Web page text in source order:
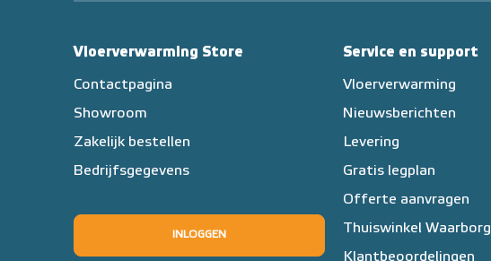
Vloerverwarming Store
Contactpagina
Showroom
Zakelijk bestellen
Bedrijfsgegevens
INLOGGEN
Service en support
Vloerverwarming
Nieuwsberichten
Levering
Gratis legplan
Offerte aanvragen
Thuiswinkel Waarborg
Klantbeoordelingen